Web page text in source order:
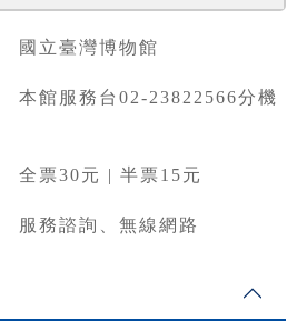
國立臺灣博物館
本館服務台02-23822566分機
全票30元 | 半票15元
服務諮詢、無線網路